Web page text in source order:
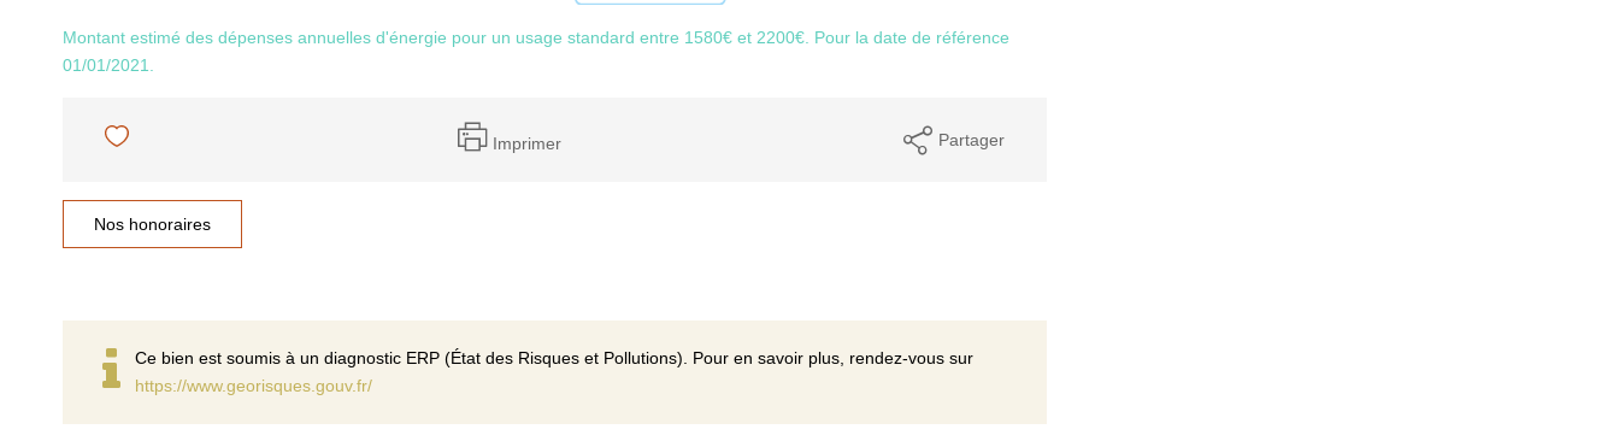
Montant estimé des dépenses annuelles d'énergie pour un usage standard entre 1580€ et 2200€. Pour la date de référence
01/01/2021.
Imprimer Partager
Nos honoraires
Ce bien est soumis à un diagnostic ERP (État des Risques et Pollutions). Pour en savoir plus, rendez-vous sur
https://www.georisques.gouv.fr/